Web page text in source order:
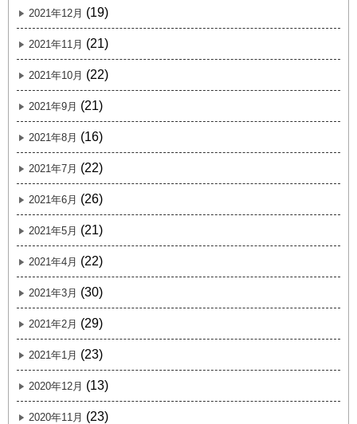
2021年12月 (19)
2021年11月 (21)
2021年10月 (22)
2021年9月 (21)
2021年8月 (16)
2021年7月 (22)
2021年6月 (26)
2021年5月 (21)
2021年4月 (22)
2021年3月 (30)
2021年2月 (29)
2021年1月 (23)
2020年12月 (13)
2020年11月 (23)